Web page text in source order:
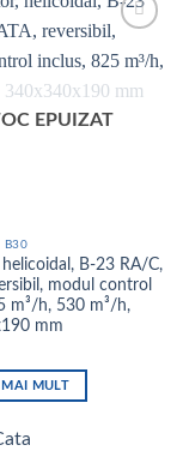
wishlist
EPUIZAT
B30
B-23 RA/C,
modul control
m³/h, 530 m³/h,
mm
MAI MULT